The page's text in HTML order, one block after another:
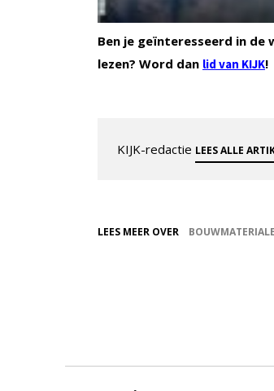
Ben je geïnteresseerd in de
lezen? Word dan lid van KIJK!
KIJK-redactie LEES ALLE
LEES MEER OVER